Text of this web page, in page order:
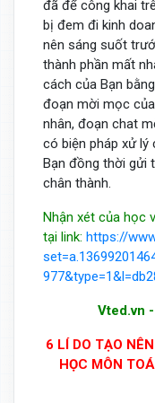
đã để công khai
bị đem đi kinh
nên sáng suốt
thành phần mất
cách của Bạn
đoạn mời mọc
nhân, đoạn chat
có biện pháp xử lý
Bạn đồng thời gửi
chân thành.
Nhận xét của học
tại link: https://
Vted.vn
6 LÍ DO TẠO
HỌC MÔN